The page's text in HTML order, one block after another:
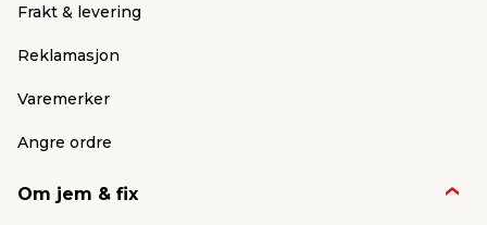
Frakt & levering
Reklamasjon
Varemerker
Angre ordre
Om jem & fix